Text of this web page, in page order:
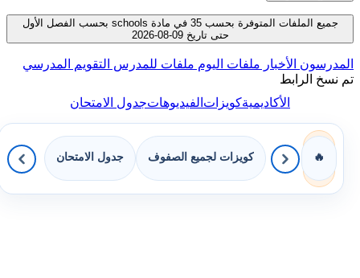
جميع الملفات المتوفرة بحسب 35 في مادة schools بحسب الفصل الأول
حتى تاريخ 09-08-2026
المدرسون الأخبار ملفات اليوم ملفات للمدرس التقويم المدرسي
تم نسخ الرابط
الأكاديميةكويزاتالفيديوهاتجدول الامتحان
🔥 كويزات لجميع الصفوف جدول الامتحان